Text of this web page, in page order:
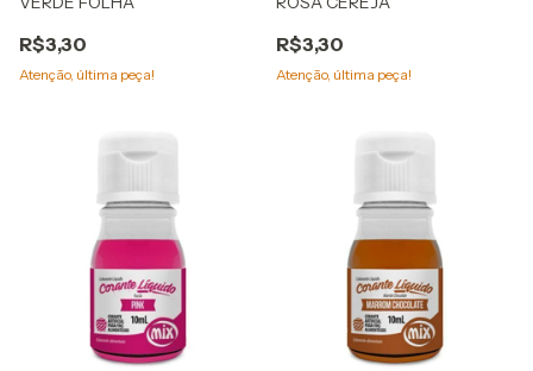
R$3,30
Atenção, última peça!
R$3,30
Atenção, última peça!